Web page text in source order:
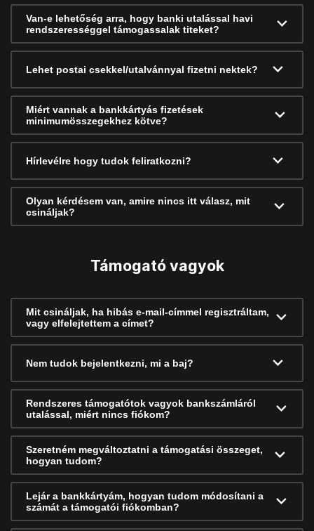
Van-e lehetőség arra, hogy banki utalással havi
rendszerességgel támogassalak titeket?
Lehet postai csekkel/utalvánnyal fizetni nektek?
Miért vannak a bankkártyás fizetések
minimumösszegekhez kötve?
Hírlevélre hogy tudok feliratkozni?
Olyan kérdésem van, amire nincs itt válasz, mit
csináljak?
Támogató vagyok
Mit csináljak, ha hibás e-mail-címmel regisztráltam,
vagy elfelejtettem a címet?
Nem tudok bejelentkezni, mi a baj?
Rendszeres támogatótok vagyok bankszámláról
utalással, miért nincs fiókom?
Szeretném megváltoztatni a támogatási összeget,
hogyan tudom?
Lejár a bankkártyám, hogyan tudom módosítani a
számát a támogatói fiókomban?